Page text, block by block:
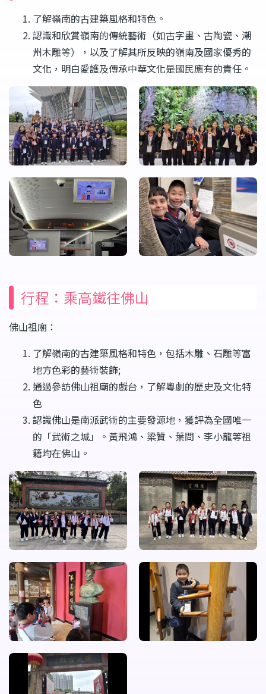
了解嶺南的古建築風格和特色。
認識和欣賞嶺南的傳統藝術（如古字畫、古陶瓷、潮
州木雕等），以及了解其所反映的嶺南及國家優秀的
文化，明白愛護及傳承中華文化是國民應有的責任。
行程：乘高鐵往佛山
佛山祖廟：
了解嶺南的古建築風格和特色，包括木雕、石雕等富
地方色彩的藝術裝飾;
通過參訪佛山祖廟的戲台，了解粵劇的歷史及文化特
色
認識佛山是南派武術的主要發源地，獲評為全國唯一
的「武術之城」。黃飛鴻、梁贊、葉問、李小龍等祖
籍均在佛山。